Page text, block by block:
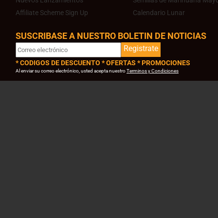
Affiliate Scheme Sign Up
Calendario Lunar
SUSCRIBASE A NUESTRO BOLETIN DE NOTICIAS
Registrate
* CODIGOS DE DESCUENTO * OFERTAS * PROMOCIONES
Al enviar su correo electrónico, usted acepta nuestroTerminos y Condiciones